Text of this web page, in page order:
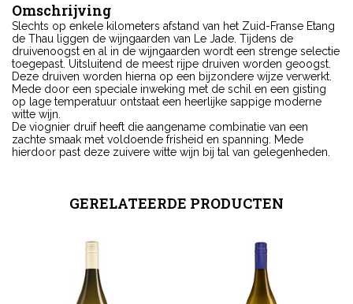
Omschrijving
Slechts op enkele kilometers afstand van het Zuid-Franse Etang
de Thau liggen de wijngaarden van Le Jade. Tijdens de
druivenoogst en al in de wijngaarden wordt een strenge selectie
toegepast. Uitsluitend de meest rijpe druiven worden geoogst.
Deze druiven worden hierna op een bijzondere wijze verwerkt.
Mede door een speciale inweking met de schil en een gisting
op lage temperatuur ontstaat een heerlijke sappige moderne
witte wijn.
De viognier druif heeft die aangename combinatie van een
zachte smaak met voldoende frisheid en spanning. Mede
hierdoor past deze zuivere witte wijn bij tal van gelegenheden.
GERELATEERDE PRODUCTEN